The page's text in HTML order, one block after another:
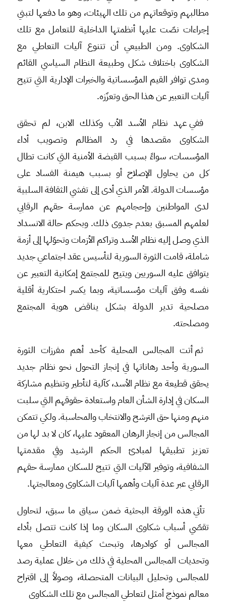
مطالبهم وتوقعاتهم من تلك الهيئات، وهو ما دفعها لتبني
إجراءات نصّت عليها أنظمتها الداخلية للتعامل مع تلك
الشكاوى. ومن الطبيعي أن تتنوع آليات التعاطي مع
الشكاوى باختلاف شكل وطبيعة النظام السياسي القائم
ومدى توافر القيم المؤسساتية والخبرات الإدارية التي تتيح
آليات التعبير عن هذا الحق وتعزّزه.
ففي عهد نظام الأسد الأب وكذلك الابن، لم تحقق
الشكاوى مقصدها في رد المظالم وتصويب أداء
المؤسسات، سواءً بسبب القبضة الأمنية التي كانت تطال
كل من يحاول الإصلاح أو بسبب هيمنة الفساد على
مؤسسات الدولة. الأمر الذي أدى إلى تفشي الثقافة السلبية
لدى المواطنين وإحجامهم عن ممارسة حقهم الرقابي
لعلمهم المسبق بعدم جدوى ذلك. وبحكم حالة الانسداد
الذي وصل إليه نظام الأسد وتراكم الأزمات وتحوّلها إلى أزمة
شاملة، قامت الثورة السورية لتأسيس عقد اجتماعي جديد
يتوافق عليه السوريين ويتيح للمجتمع إمكانية التعبير عن
نفسه وفق آليات مؤسساتية، وبما يكسر احتكارية أقلية
مصلحية تدير الدولة بشكل يناقض هوية المجتمع
ومصلحته.
ثم أتت المجالس المحلية كأحد أهم مفرزات الثورة
السورية وأحد رهاناتها في إنجاز التحول نحو نظام جديد
يحقق قطيعة مع نظام الأسد، كآلية لتأطير وتنظيم مشاركة
السكان في إدارة الشأن العام واستعادة حقوقهم التي سلبت
منهم ومنها حق الترشح والانتخاب والمحاسبة. ولكي تتمكن
المجالس من إنجاز الرهان المعقود عليها، كان لا بد لها من
تعزيز تطبيقها لمبادئ الحكم الرشيد وفي مقدمتها
الشفافية، وتوفير الآليات التي تتيح للسكان ممارسة حقهم
الرقابي عبر عدة آليات وأهمها آليات الشكاوى ومعالجتها.
تأتي هذه الورقة البحثية ضمن سياق ما سبق، لتحاول
تقصّي أسباب شكاوى السكان وما إذا كانت تتصل بأداء
المجالس أو كوادرها، وتبحث كيفية التعاطي معها
وتحديات المجالس المحلية في ذلك من خلال عملية رصد
للمجالس وتحليل البيانات المتحصلة، وصولاً إلى اقتراح
معالم نموذج أمثل لتعاطي المجالس مع تلك الشكاوى